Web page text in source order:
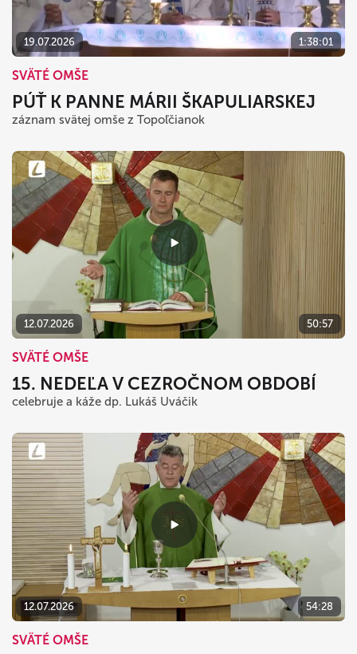
19.07.2026 1:38:01
SVÄTÉ OMŠE
PÚŤ K PANNE MÁRII ŠKAPULIARSKEJ
záznam svätej omše z Topoľčianok
12.07.2026 50:57
SVÄTÉ OMŠE
15. NEDEĽA V CEZROČNOM OBDOBÍ
celebruje a káže dp. Lukáš Uváčik
12.07.2026 54:28
SVÄTÉ OMŠE